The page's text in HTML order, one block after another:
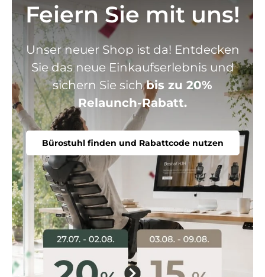
Feiern Sie mit uns!
Unser neuer Shop ist da! Entdecken
Sie das neue Einkaufserlebnis und
sichern Sie sichbis zu 20%
Relaunch-Rabatt.
Bürostuhl finden und Rabattcode nutzen